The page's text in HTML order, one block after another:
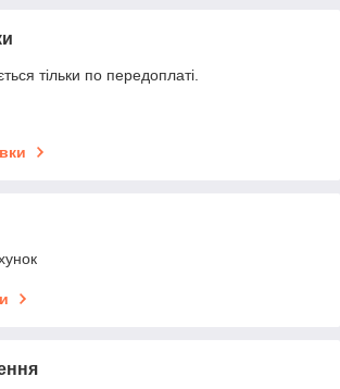
тільки по передоплаті.